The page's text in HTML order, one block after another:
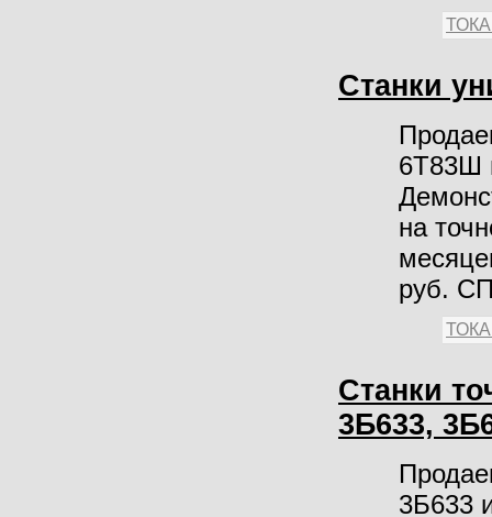
Станки
6Т83Ш
на
руб.
Станки
3Б633,
3Б633